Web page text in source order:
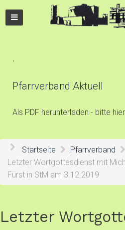
.
Pfarrverband Aktuell
Als PDF herunterladen - bitte
Startseite
Pfarrverband
Letzter Wortgottesdienst mit
Fürst in StM am 3.12.2019
Letzter